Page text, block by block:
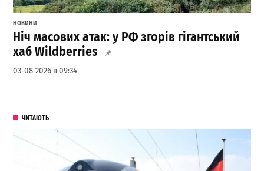
НОВИНИ
Ніч масових атак: у РФ згорів гігантський
хаб Wildberries
03-08-2026 в 09:34
ЧИТАЮТЬ